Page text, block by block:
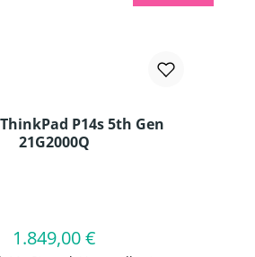
P14s 5th Gen
21G2000Q
Regulärer Preis:
1.849,00 €
In den Warenkorb